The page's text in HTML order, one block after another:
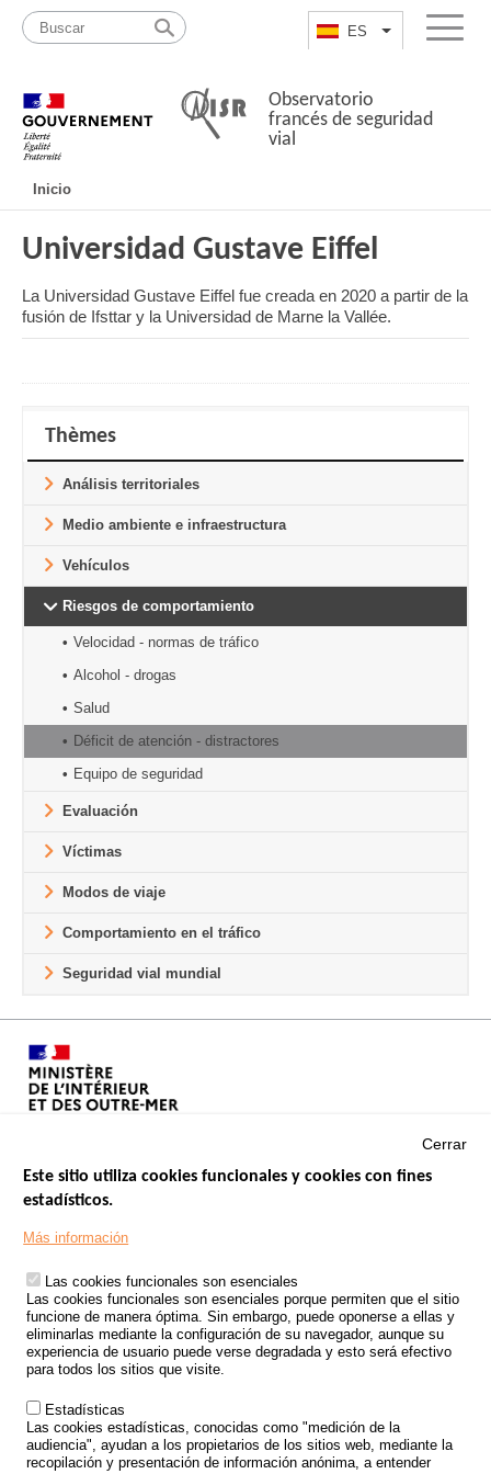
Pasar
contenido
Mapa
web
ES List additional
Menu
Observatorio
francés de seguridad
vial
principale
Inicio
Universidad Gustave Eiffel
La Universidad Gustave Eiffel fue creada en 2020 a partir de la
fusión de Ifsttar y la Universidad de Marne la Vallée.
Thèmes
Análisis territoriales
Medio ambiente e infraestructura
Vehículos
Riesgos de comportamiento
Velocidad - normas de tráfico
Alcohol - drogas
Salud
Déficit de atención - distractores
Equipo de seguridad
Evaluación
Víctimas
Modos de viaje
Comportamiento en el tráfico
Seguridad vial mundial
Footer
TRATAMIENTO DE DATOS PERSONALES PROCEDENTES DE
ACCIDENTES DE TRÁFICO
ESTUDIOS
CONVOCATORIA DE PROYECTOS DE ESTUDIOS
POLÍTICA DE SEGURIDAD VIAL
Outils
EVENTOS
Cerrar
Este sitio utiliza cookies funcionales y cookies con fines
estadísticos.
Más información
Las cookies funcionales son esenciales
Las cookies funcionales son esenciales porque permiten que el sitio
funcione de manera óptima. Sin embargo, puede oponerse a ellas y
eliminarlas mediante la configuración de su navegador, aunque su
experiencia de usuario puede verse degradada y esto será efectivo
para todos los sitios que visite.
Estadísticas
Las cookies estadísticas, conocidas como "medición de la
audiencia", ayudan a los propietarios de los sitios web, mediante la
recopilación y presentación de información anónima, a entender